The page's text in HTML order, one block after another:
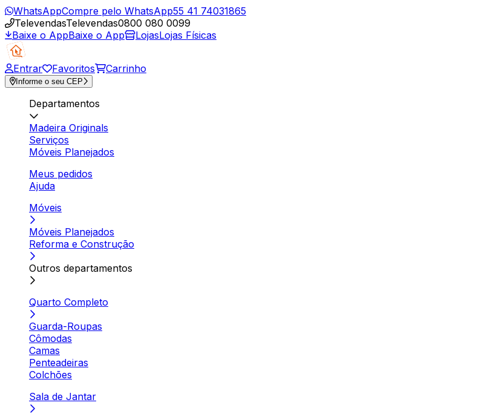
WhatsAppCompre pelo WhatsApp55 41 74031865
TelevendasTelevendas0800 080 0099
Baixe o AppBaixe o App LojasLojas Físicas
Entrar Favoritos Carrinho
Informe o seu CEP
Departamentos
Madeira Originals
Serviços
Móveis Planejados
Meus pedidos
Ajuda
Móveis
Móveis Planejados
Reforma e Construção
Outros departamentos
Quarto Completo
Guarda-Roupas
Cômodas
Camas
Penteadeiras
Colchões
Sala de Jantar